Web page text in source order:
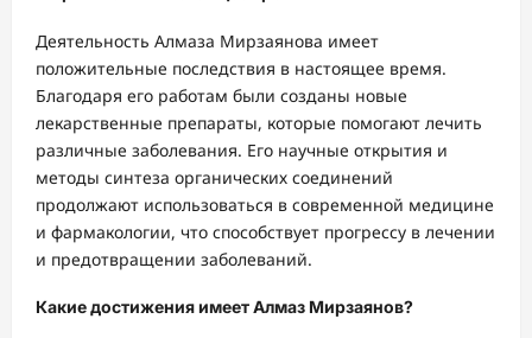
Деятельность Алмаза Мирзаянова имеет
положительные последствия в настоящее время.
Благодаря его работам были созданы новые
лекарственные препараты, которые помогают лечить
различные заболевания. Его научные открытия и
методы синтеза органических соединений
продолжают использоваться в современной медицине
и фармакологии, что способствует прогрессу в лечении
и предотвращении заболеваний.
Какие достижения имеет Алмаз Мирзаянов?